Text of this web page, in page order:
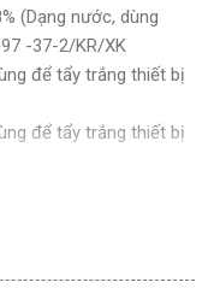
(Dạng nước, dùng
-37-2/KR/XK
để tẩy trắng thiết bị
để tẩy trắng thiết bị
để tẩy trắng thiết bị